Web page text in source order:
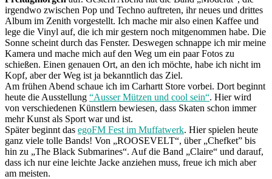
irgendwo zwischen Pop und Techno auftreten, ihr neues und drittes
Album im Zenith vorgestellt. Ich mache mir also einen Kaffee und
lege die Vinyl auf, die ich mir gestern noch mitgenommen habe. Die
Sonne scheint durch das Fenster. Deswegen schnappe ich mir meine
Kamera und mache mich auf den Weg um ein paar Fotos zu
schießen. Einen genauen Ort, an den ich möchte, habe ich nicht im
Kopf, aber der Weg ist ja bekanntlich das Ziel.
Am frühen Abend schaue ich im Carhartt Store vorbei. Dort beginnt
heute die Ausstellung “Ausser Mützen und cool sein“. Hier wird
von verschiedenen Künstlern bewiesen, dass Skaten schon immer
mehr Kunst als Sport war und ist.
Später beginnt das egoFM Fest im Muffatwerk. Hier spielen heute
ganz viele tolle Bands! Von „ROOSEVELT“, über „Chefket” bis
hin zu „The Black Submarines“. Auf die Band „Claire“ und darauf,
dass ich nur eine leichte Jacke anziehen muss, freue ich mich aber
am meisten.